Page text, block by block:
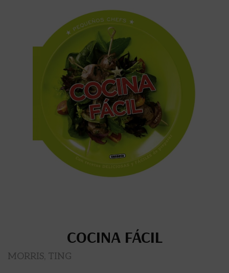
COCINA FÁCIL
MORRIS, TING